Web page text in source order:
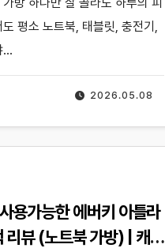
2026.05.08
평소 노트북, 태블릿, 충전기,
…
용가능한 에버키 아틀라
뷰 (노트북 가방) | 캐리